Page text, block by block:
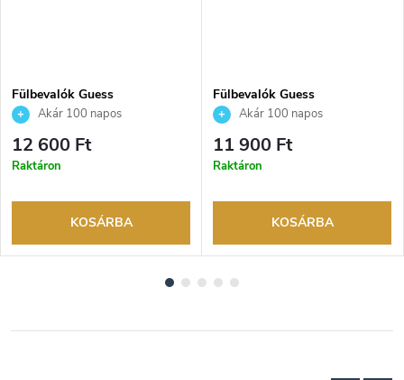
Fülbevalók Guess
JUBE03237JWYGT
Akár 100 napos
visszaküldési lehetőség. Hivatalos
márkakereskedő.
12 600 Ft
Raktáron
KOSÁRBA
Fülbevalók Guess
JUBE04209JWRHT
Akár 100 napos
visszaküldési lehetőség. Hivatalos
márkakereskedő.
11 900 Ft
Raktáron
KOSÁRBA